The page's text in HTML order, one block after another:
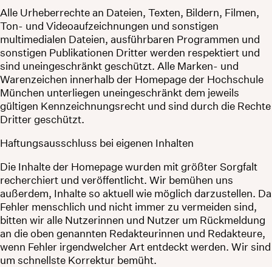
Alle Urheberrechte an Dateien, Texten, Bildern, Filmen,
Ton- und Videoaufzeichnungen und sonstigen
multimedialen Dateien, ausführbaren Programmen und
sonstigen Publikationen Dritter werden respektiert und
sind uneingeschränkt geschützt. Alle Marken- und
Warenzeichen innerhalb der Homepage der Hochschule
München unterliegen uneingeschränkt dem jeweils
gültigen Kennzeichnungsrecht und sind durch die Rechte
Dritter geschützt.
Haftungsausschluss bei eigenen Inhalten
Die Inhalte der Homepage wurden mit größter Sorgfalt
recherchiert und veröffentlicht. Wir bemühen uns
außerdem, Inhalte so aktuell wie möglich darzustellen. Da
Fehler menschlich und nicht immer zu vermeiden sind,
bitten wir alle Nutzerinnen und Nutzer um Rückmeldung
an die oben genannten Redakteurinnen und Redakteure,
wenn Fehler irgendwelcher Art entdeckt werden. Wir sind
um schnellste Korrektur bemüht.